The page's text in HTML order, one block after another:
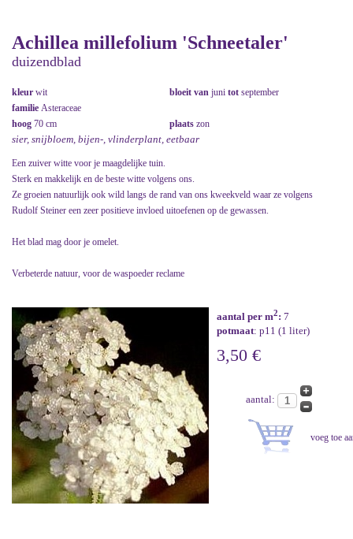
Achillea millefolium 'Schneetaler'
duizendblad
kleur wit bloeit van juni tot september
familie Asteraceae
hoog 70 cm plaats zon
sier, snijbloem, bijen-, vlinderplant, eetbaar
Een zuiver witte voor je maagdelijke tuin.
Sterk en makkelijk en de beste witte volgens ons.
Ze groeien natuurlijk ook wild langs de rand van ons kweekveld waar ze volgens
Rudolf Steiner een zeer positieve invloed uitoefenen op de gewassen.
Het blad mag door je omelet.
Verbeterde natuur, voor de waspoeder reclame
aantal per m2: 7
potmaat: p11 (1 liter)
3,50 €
aantal: